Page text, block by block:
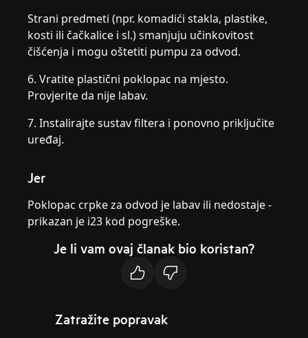
Strani predmeti (npr. komadići stakla, plastike,
kosti ili čačkalice i sl.) smanjuju učinkovitost
čišćenja i mogu oštetiti pumpu za odvod.
6. Vratite plastični poklopac na mjesto.
Provjerite da nije labav.
7. Instalirajte sustav filtera i ponovno priključite
uređaj.
Jer
Poklopac crpke za odvod je labav ili nedostaje -
prikazan je i23 kod pogreške.
Je li vam ovaj članak bio koristan?
Zatražite popravak